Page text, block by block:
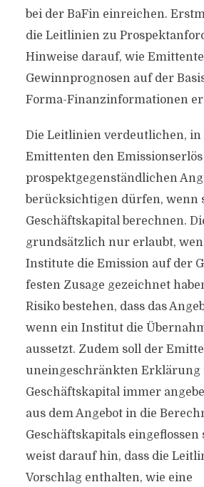
bei der BaFin einreichen.
die Leitlinien zu
Hinweise darauf, wie
Gewinnprognosen auf der
Forma-Finanzinformationen
Die Leitlinien verdeutlichen, in
Emittenten den Emissionserlös
prospektgegenständlichen
berücksichtigen dürfen, wenn
Geschäftskapital berechnen.
grundsätzlich nur erlaubt,
Institute die Emission auf der
festen Zusage gezeichnet
Risiko bestehen, dass das
wenn ein Institut die
aussetzt. Zudem soll der
uneingeschränkten Erklärung
Geschäftskapital immer
aus dem Angebot in die
Geschäftskapitals eingeflossen
weist darauf hin, dass die
Vorschlag enthalten, wie eine